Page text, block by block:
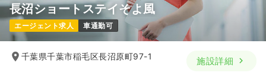
長沼ショートステイそよ風
エージェント求人 車通勤可
千葉県千葉市稲毛区長沼原町97-1 施設詳細